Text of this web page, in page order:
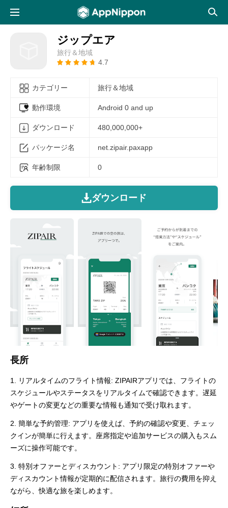
ジップエア
旅行＆地域
4.7
カテゴリー 旅行＆地域
動作環境 Android 0 and up
ダウンロード 480,000,000+
パッケージ名 net.zipair.paxapp
年齢制限 0
ダウンロード
長所
1. リアルタイムのフライト情報: ZIPAIRアプリでは、フライトの
スケジュールやステータスをリアルタイムで確認できます。遅延
やゲートの変更などの重要な情報も通知で受け取れます。
2. 簡単な予約管理: アプリを使えば、予約の確認や変更、チェッ
クインが簡単に行えます。座席指定や追加サービスの購入もスム
ーズに操作可能です。
3. 特別オファーとディスカウント: アプリ限定の特別オファーや
ディスカウント情報が定期的に配信されます。旅行の費用を抑え
ながら、快適な旅を楽しめます。